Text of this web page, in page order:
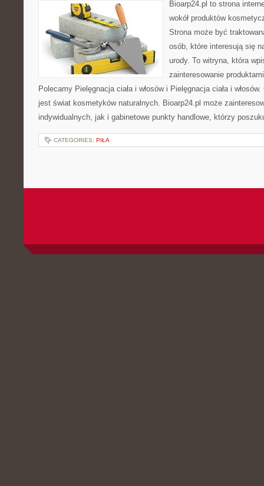
Bioarp24.pl to strona
wokół produktów
Strona może być
osób, które interesują się
urody. To witryna, która
zainteresowanie
Polecamy Pielęgnacja ciała i włosów i Pielęgnacja ciała i
jest świat kosmetyków naturalnych. Bioarp24.pl może
indywidualnych, jak i gabinetowe punkty handlowe, którzy
CATEGORIES: PIŁA